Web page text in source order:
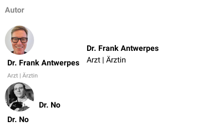
Autor
Dr. Frank Antwerpes
Arzt | Ärztin
Dr. Frank Antwerpes
Arzt | Ärztin
Dr. No
Dr. No